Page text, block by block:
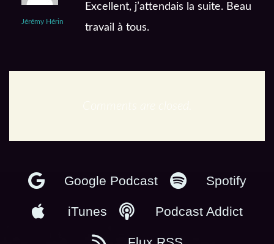
Jérémy Hérin
Excellent, j’attendais la suite. Beau
travail à tous.
Google Podcast Spotify
iTunes Podcast Addict